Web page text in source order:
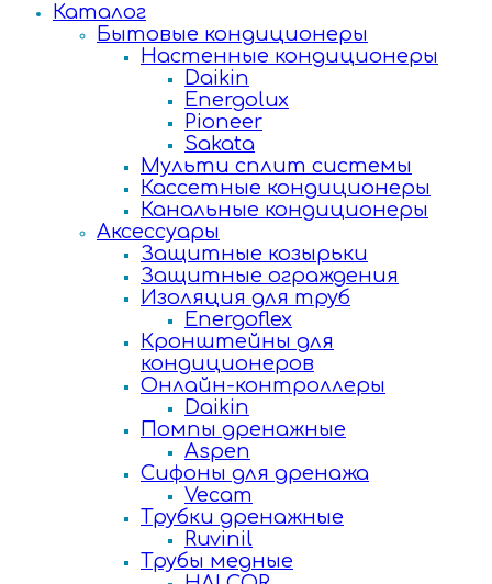
Каталог
Бытовые кондиционеры
Настенные кондиционеры
Daikin
Energolux
Pioneer
Sakata
Мульти сплит системы
Кассетные кондиционеры
Канальные кондиционеры
Аксессуары
Защитные козырьки
Защитные ограждения
Изоляция для труб
Energoflex
Кронштейны для
кондиционеров
Онлайн-контроллеры
Daikin
Помпы дренажные
Aspen
Сифоны для дренажа
Vecam
Трубки дренажные
Ruvinil
Трубы медные